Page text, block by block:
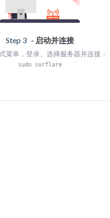
Step 3 - 启动并连接
菜单，登录、选择服务器并连接：
sudo surflare